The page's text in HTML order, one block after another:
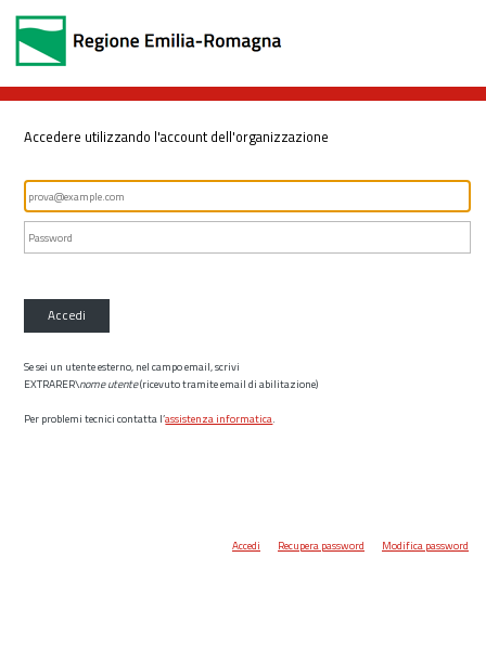
Accedere utilizzando l'account dell'organizzazione
Accedi
Se sei un utente esterno, nel campo email, scrivi
EXTRARER\nome utente(ricevuto tramite email di abilitazione)
Per problemi tecnici contatta l’assistenza informatica.
Accedi Recupera password Modifica password